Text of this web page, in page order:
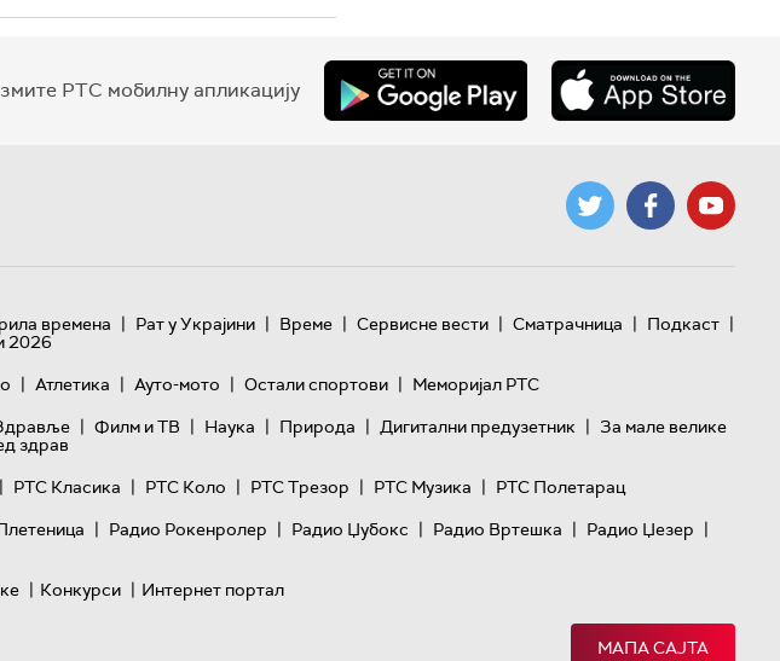
РТС мобилну апликацију
времена | Рат у Украјини | Време | Сервисне вести | Сматрачница | Подкаст |
2026
| Атлетика | Ауто-мото | Остали спортови | Меморијал РТС
| Филм и ТВ | Наука | Природа | Дигитални предузетник | За мале велике
здрав
| РТС Класика | РТС Коло | РТС Трезор | РТС Музика | РТС Полетарац
| Радио Рокенролер | Радио Џубокс | Радио Вртешка | Радио Џезер |
| Конкурси | Интернет портал
МАПА САЈТА